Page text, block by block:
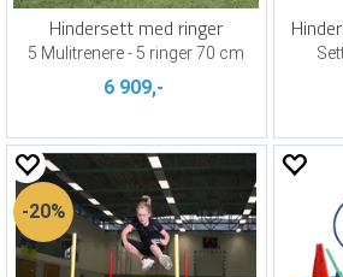
Hindersett med ringer
5 Mulitrenere - 5 ringer 70 cm
6 909,-
20%